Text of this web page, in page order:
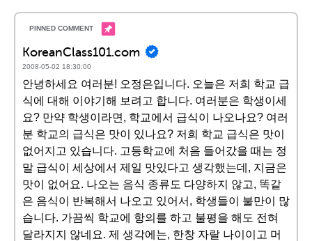
KoreanClass101.com
2008-05-02 18:30:00
안녕하세요 여러분! 오정은입니다. 오늘은 저희 학교 급
식에 대해 이야기해 보려고 합니다. 여러분은 학생이세
요? 만약 학생이라면, 학교에서 급식이 나오나요? 여러
분 학교의 급식은 맛이 있나요? 저희 학교 급식은 맛이
없어지고 있습니다. 고등학교에 처음 들어갔을 때는 정
말 급식이 세상에서 제일 맛있다고 생각했는데, 지금은
맛이 없어요. 나오는 음식 종류도 다양하지 않고, 똑같
은 음식이 반복해서 나오고 있어서, 학생들이 불만이 많
습니다. 가끔씩 학교에 항의를 하고 불평을 해도 전혀
달라지지 않네요. 제 생각에는, 한창 자랄 나이이고 머